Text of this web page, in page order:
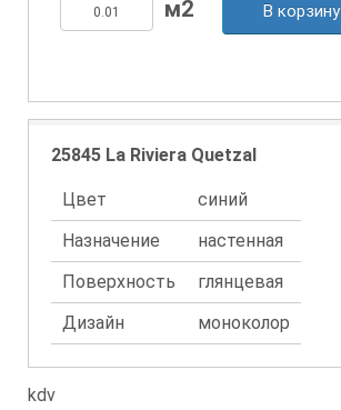
В корзину
25845 La Riviera Quetzal
Цвет
синий
Назначение
настенная
Поверхность
глянцевая
Дизайн
моноколор
kdv